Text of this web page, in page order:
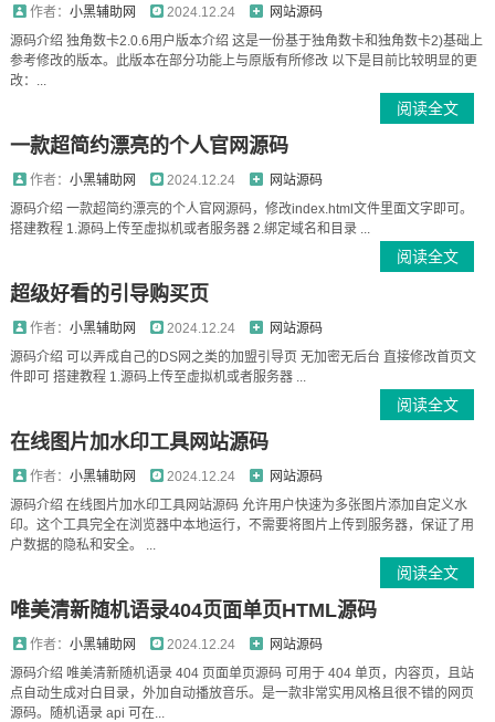
作者： 小黑辅助网 2024.12.24
网站源码
源码介绍 独角数卡2.0.6用户版本介绍 这是一份基于独角数卡和独角数卡2)基础上
参考修改的版本。此版本在部分功能上与原版有所修改 以下是目前比较明显的更
改：...
阅读全文
一款超简约漂亮的个人官网源码
作者： 小黑辅助网 2024.12.24
网站源码
源码介绍 一款超简约漂亮的个人官网源码，修改index.html文件里面文字即可。
搭建教程 1.源码上传至虚拟机或者服务器 2.绑定域名和目录 ...
阅读全文
超级好看的引导购买页
作者： 小黑辅助网 2024.12.24
网站源码
源码介绍 可以弄成自己的DS网之类的加盟引导页 无加密无后台 直接修改首页文
件即可 搭建教程 1.源码上传至虚拟机或者服务器 ...
阅读全文
在线图片加水印工具网站源码
作者： 小黑辅助网 2024.12.24
网站源码
源码介绍 在线图片加水印工具网站源码 允许用户快速为多张图片添加自定义水
印。这个工具完全在浏览器中本地运行，不需要将图片上传到服务器，保证了用
户数据的隐私和安全。 ...
阅读全文
唯美清新随机语录404页面单页HTML源码
作者： 小黑辅助网 2024.12.24
网站源码
源码介绍 唯美清新随机语录 404 页面单页源码 可用于 404 单页，内容页，且站
点自动生成对白目录，外加自动播放音乐。是一款非常实用风格且很不错的网页
源码。随机语录 api 可在...